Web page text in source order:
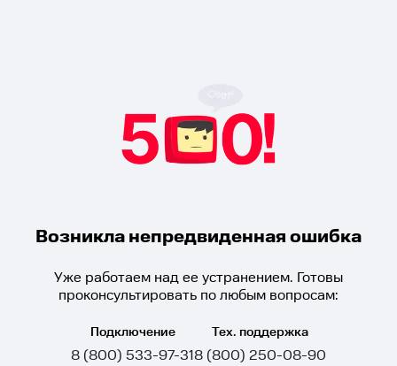
Возникла непредвиденная ошибка
Уже работаем над ее устранением. Готовы
проконсультировать по любым вопросам:
Подключение
8 (800) 533-97-31
Тех. поддержка
8 (800) 250-08-90